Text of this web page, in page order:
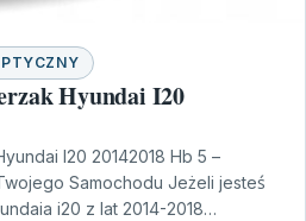
Hyundai I20
I20 20142018 Hb 5 –
Samochodu Jeżeli jesteś
i20 z lat 2014-2018…